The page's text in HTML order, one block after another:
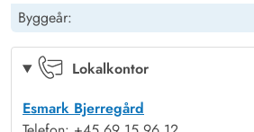
Køkkenet er praktisk indrettet og har
opvaskemaskine, så I ikke behøver at
ferien. I sommerhuset finder I også en
behagelig gulvvarme, som især om
Byggeår:
Lokalkontor
Esmark Bjerregård